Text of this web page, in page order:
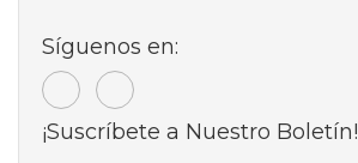
Síguenos en:
¡Suscríbete a Nuestro Boletín!